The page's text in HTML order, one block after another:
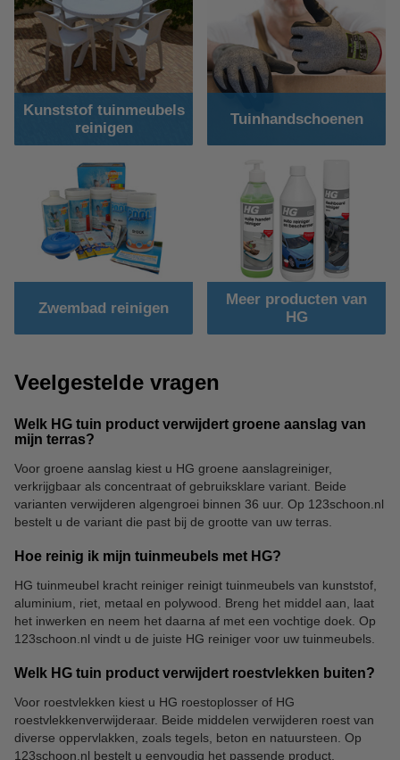
Kunststof tuinmeubels
reinigen
Tuinhandschoenen
Zwembad reinigen
Meer producten van
HG
Veelgestelde vragen
Welk HG tuin product verwijdert groene aanslag van
mijn terras?
Voor groene aanslag kiest u HG groene aanslagreiniger,
verkrijgbaar als concentraat of gebruiksklare variant. Beide
varianten verwijderen algengroei binnen 36 uur. Op 123schoon.nl
bestelt u de variant die past bij de grootte van uw terras.
Hoe reinig ik mijn tuinmeubels met HG?
HG tuinmeubel kracht reiniger reinigt tuinmeubels van kunststof,
aluminium, riet, metaal en polywood. Breng het middel aan, laat
het inwerken en neem het daarna af met een vochtige doek. Op
123schoon.nl vindt u de juiste HG reiniger voor uw tuinmeubels.
Welk HG tuin product verwijdert roestvlekken buiten?
Voor roestvlekken kiest u HG roestoplosser of HG
roestvlekkenverwijderaar. Beide middelen verwijderen roest van
diverse oppervlakken, zoals tegels, beton en natuursteen. Op
123schoon.nl bestelt u eenvoudig het passende product.